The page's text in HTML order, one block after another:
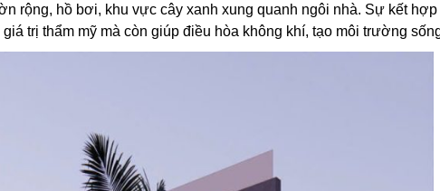
rộng, hồ bơi, khu vực cây xanh xung quanh ngôi nhà. Sự kết
trị thẩm mỹ mà còn giúp điều hòa không khí, tạo môi trường